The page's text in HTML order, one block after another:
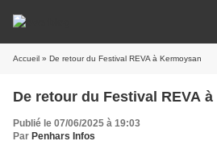
Accueil » De retour du Festival REVA à Kermoysan
De retour du Festival REVA
Publié le 07/06/2025 à 19:03
Par Penhars Infos